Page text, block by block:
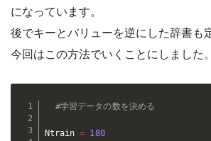
になっています。
後でキーとバリューを逆にした辞書も
今回はこの方法でいくことにしました。
#学習データの数を決める
Ntrain = 180